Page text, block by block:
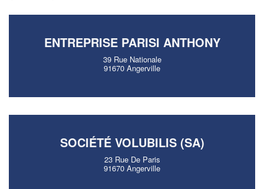
ENTREPRISE PARISI ANTHONY
39 Rue Nationale
91670 Angerville
SOCIÉTÉ VOLUBILIS (SA)
23 Rue De Paris
91670 Angerville